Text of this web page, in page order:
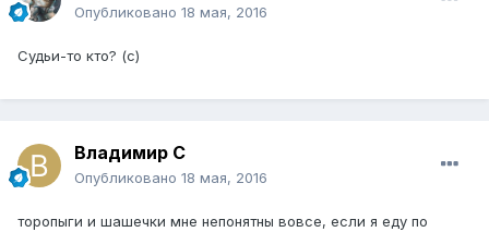
Опубликовано 18 мая, 2016
Судьи-то кто? (с)
Владимир С
Опубликовано 18 мая, 2016
торопыги и шашечки мне непонятны вовсе, если я еду по